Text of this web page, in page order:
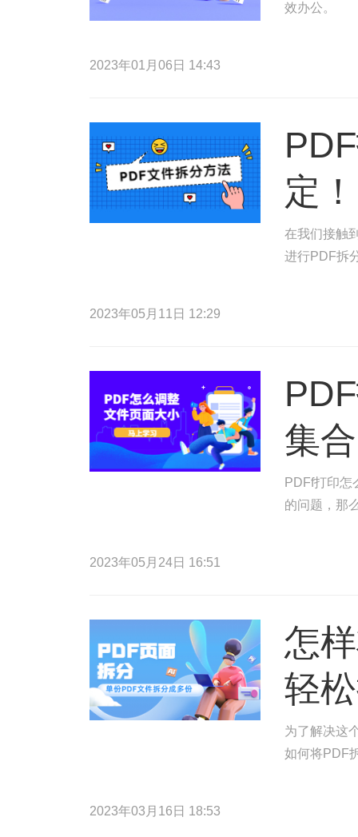
效办公。
2023年01月06日 14:43
定！
在我们接触
进行PDF拆
2023年05月11日 12:29
集
PDFf打印
的问题，那
2023年05月24日 16:51
怎
轻
为了解决这
如何将PDF
2023年03月16日 18:53